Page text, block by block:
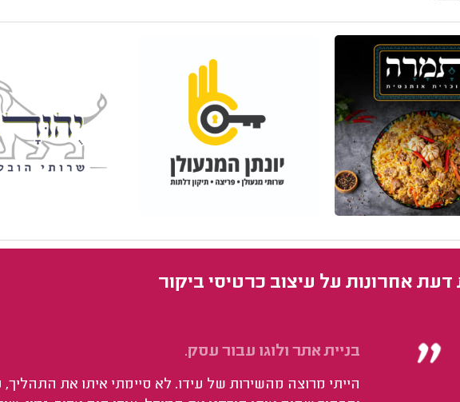
דעת אחרונות על עיצוב כרטיסי ביקור
בניית אתר ולוגו עבור עסק.
הייתי מרוצה מהשירות של עידו. לא סיימתי איתו את התהליך,